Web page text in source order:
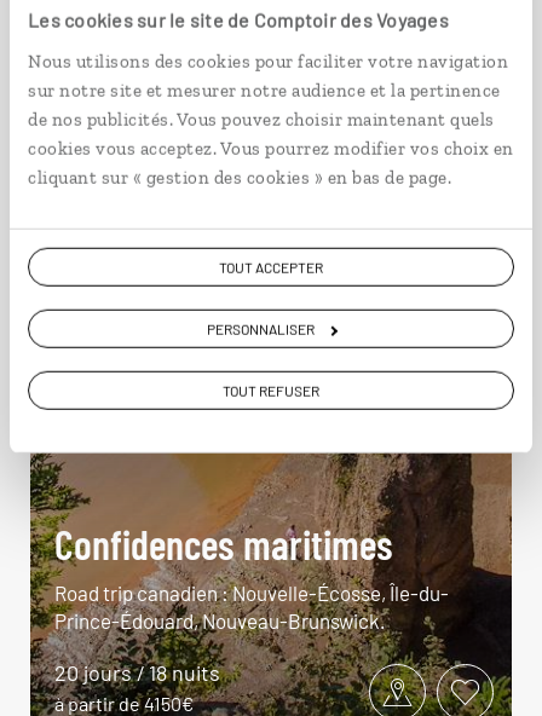
Les cookies sur le site de Comptoir des Voyages
Nous utilisons des cookies pour faciliter votre navigation
sur notre site et mesurer notre audience et la pertinence
de nos publicités. Vous pouvez choisir maintenant quels
cookies vous acceptez. Vous pourrez modifier vos choix en
cliquant sur « gestion des cookies » en bas de page.
TOUT ACCEPTER
PERSONNALISER
TOUT REFUSER
Confidences maritimes
Road trip canadien : Nouvelle-Écosse, Île-du-
Prince-Édouard, Nouveau-Brunswick.
20 jours / 18 nuits
à partir de 4150€